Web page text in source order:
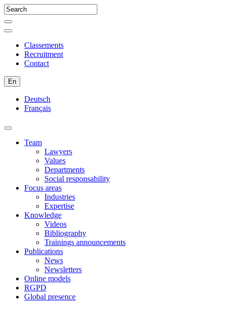
Classements
Recruitment
Contact
En
Deutsch
Français
Team
Lawyers
Values
Departments
Social responsability
Focus areas
Industries
Expertise
Knowledge
Videos
Bibliography
Trainings announcements
Publications
News
Newsletters
Online models
RGPD
Global presence